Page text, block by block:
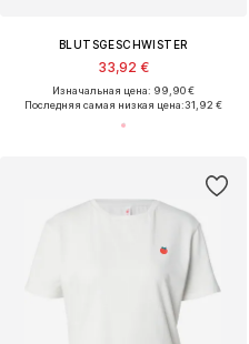
BLUTSGESCHWISTER
33,92 €
Изначальная цена: 99,90 €
Последняя самая низкая цена:31,92 €